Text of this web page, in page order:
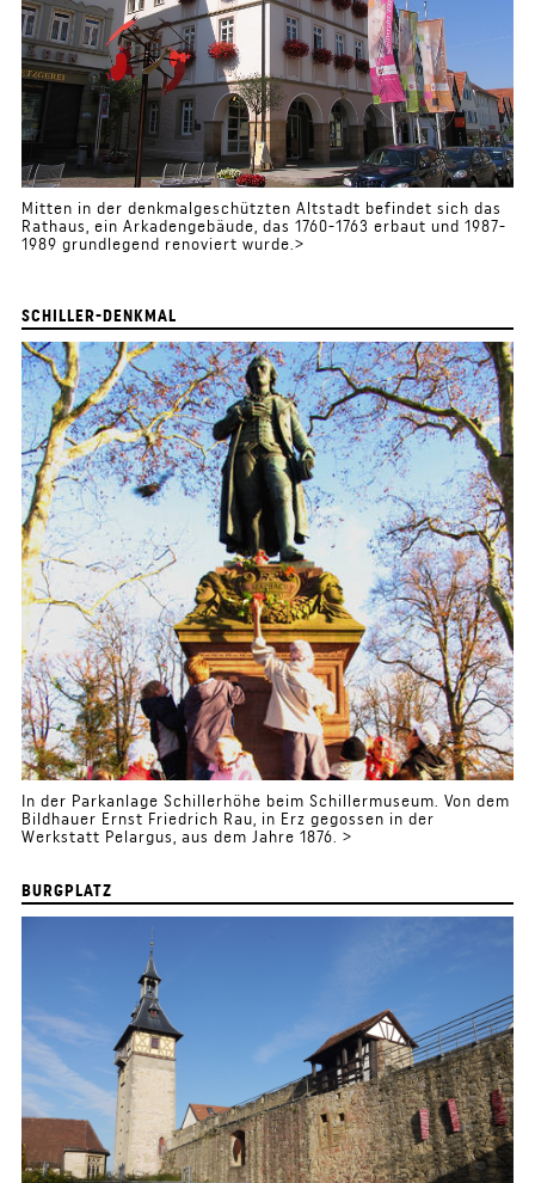
Mitten in der denkmalgeschützten Altstadt befindet sich das
Rathaus, ein Arkadengebäude, das 1760-1763 erbaut und 1987-
1989 grundlegend renoviert wurde.>
SCHILLER-DENKMAL
In der Parkanlage Schillerhöhe beim Schillermuseum. Von dem
Bildhauer Ernst Friedrich Rau, in Erz gegossen in der
Werkstatt Pelargus, aus dem Jahre 1876. >
BURGPLATZ